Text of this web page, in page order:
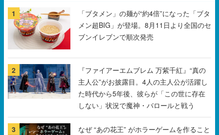
1
「ブタメン」の麺が“約4倍”になった「ブタ
メン超BIG」が登場。8月11日より全国のセ
ブンイレブンで順次発売
2
『ファイアーエムブレム 万紫千紅』“真の
主人公”がお披露目。4人の主人公が活躍し
た時代から5年後、彼らが「この世に存在
しない」状況で魔神・バロールと戦う
3
なぜ “あの花王” がホラーゲームを作ること